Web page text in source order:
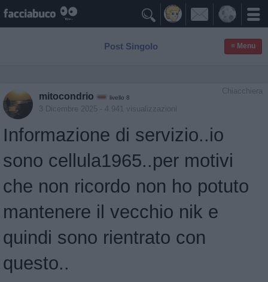

Post Singolo ≡ Menu
Chiacchiera
mitocondrio livello 8
3 Dicembre 2025 - 4.941 visualizzazioni
Informazione di servizio..io
sono cellula1965..per motivi
che non ricordo non ho potuto
mantenere il vecchio nik e
quindi sono rientrato con
questo..